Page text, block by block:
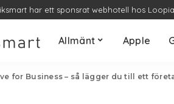
har ett sponsrat webhotell hos
Allmänt Apple
for Business – så lägger du till ett